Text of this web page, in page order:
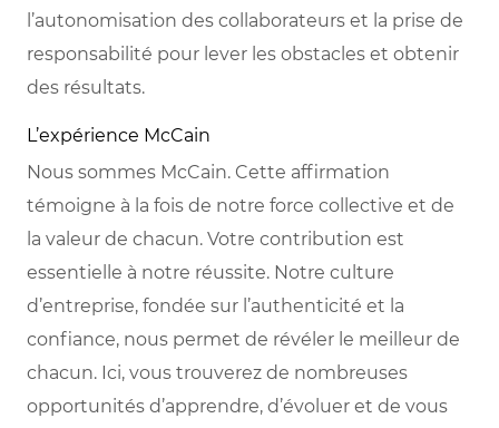
l’autonomisation des collaborateurs et la prise de
responsabilité pour lever les obstacles et obtenir
des résultats.
L’expérience McCain
Nous sommes McCain. Cette affirmation
témoigne à la fois de notre force collective et de
la valeur de chacun. Votre contribution est
essentielle à notre réussite. Notre culture
d’entreprise, fondée sur l’authenticité et la
confiance, nous permet de révéler le meilleur de
chacun. Ici, vous trouverez de nombreuses
opportunités d’apprendre, d’évoluer et de vous